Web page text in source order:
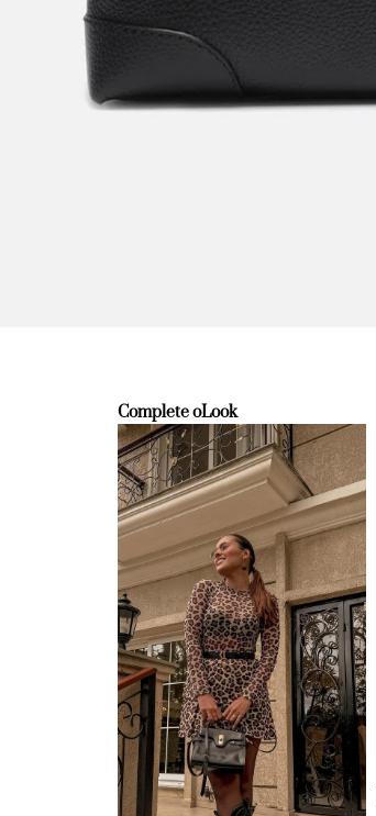
Complete oLook